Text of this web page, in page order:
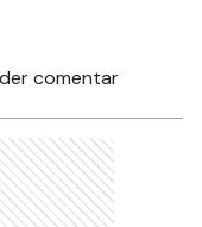
comentar